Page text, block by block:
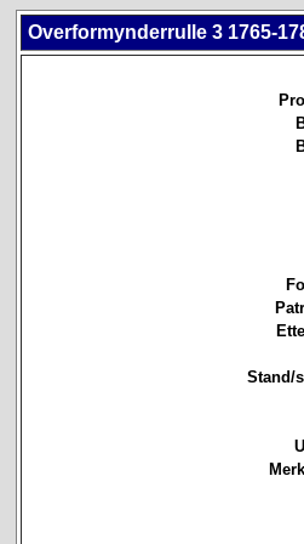
Overformynderrulle 3 1765-
Stand/